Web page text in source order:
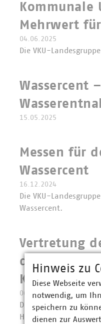
Mehrwert
04.06.2025
Die VKU-
Wassercent
15.05.2025
Messen für
Wassercent
16.12.2024
Die VKU-
Wassercent.
Vertretung
der VKU-
Köpfen
06.11.2024
Die VKU-
Handlungsbedarfe.
Hinweis zu
Diese Webseite
notwendig, um
speichern zu
dienen zur